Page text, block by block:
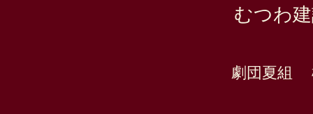
むつわ
劇団夏組